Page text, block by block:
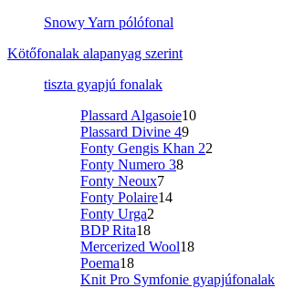
Snowy Yarn pólófonal
Kötőfonalak alapanyag szerint
tiszta gyapjú fonalak
Plassard Algasoie10
Plassard Divine 49
Fonty Gengis Khan 22
Fonty Numero 38
Fonty Neoux7
Fonty Polaire14
Fonty Urga2
BDP Rita18
Mercerized Wool18
Poema18
Knit Pro Symfonie gyapjúfonalak